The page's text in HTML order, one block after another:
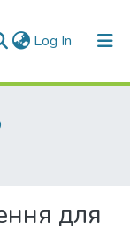
Log In (current)
для